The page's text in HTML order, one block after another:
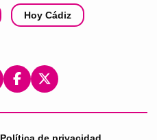
Hoy Cádiz
Política de privacidad